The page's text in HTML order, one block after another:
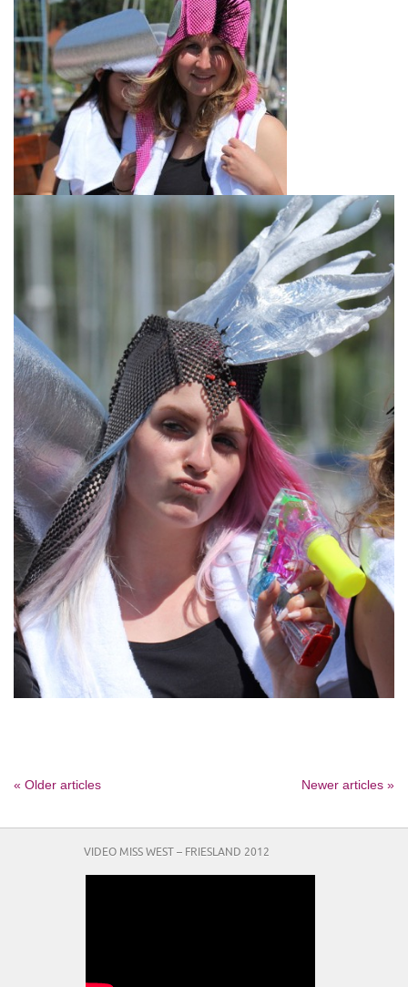
« Older articles Newer articles »
VIDEO MISS WEST – FRIESLAND 2012